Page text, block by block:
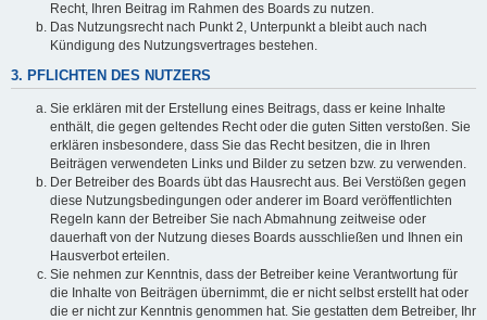
Recht, Ihren Beitrag im Rahmen des Boards zu nutzen.
Das Nutzungsrecht nach Punkt 2, Unterpunkt a bleibt auch nach
Kündigung des Nutzungsvertrages bestehen.
3. PFLICHTEN DES NUTZERS
Sie erklären mit der Erstellung eines Beitrags, dass er keine Inhalte
enthält, die gegen geltendes Recht oder die guten Sitten verstoßen. Sie
erklären insbesondere, dass Sie das Recht besitzen, die in Ihren
Beiträgen verwendeten Links und Bilder zu setzen bzw. zu verwenden.
Der Betreiber des Boards übt das Hausrecht aus. Bei Verstößen gegen
diese Nutzungsbedingungen oder anderer im Board veröffentlichten
Regeln kann der Betreiber Sie nach Abmahnung zeitweise oder
dauerhaft von der Nutzung dieses Boards ausschließen und Ihnen ein
Hausverbot erteilen.
Sie nehmen zur Kenntnis, dass der Betreiber keine Verantwortung für
die Inhalte von Beiträgen übernimmt, die er nicht selbst erstellt hat oder
die er nicht zur Kenntnis genommen hat. Sie gestatten dem Betreiber, Ihr